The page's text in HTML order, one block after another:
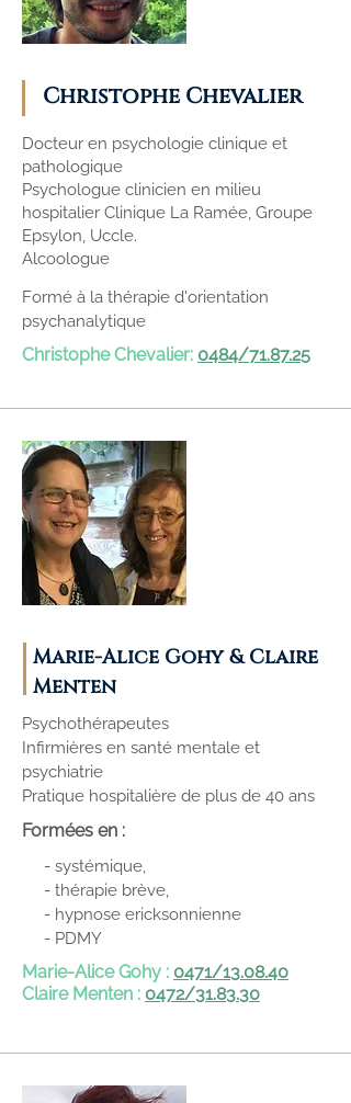
Christophe Chevalier
Docteur en psychologie clinique et
pathologique
Psychologue clinicien en milieu
hospitalier Clinique La Ramée, Groupe
Epsylon, Uccle.
Alcoologue
Formé à la thérapie d'orientation
psychanalytique
Christophe Chevalier: 0484/71.87.25
Marie-Alice Gohy & Claire
Menten
Psychothérapeutes
Infirmières en santé mentale et
psychiatrie
Pratique hospitalière de plus de 40 ans
Formées en :
- systémique,
- thérapie brève,
- hypnose ericksonnienne
- PDMY
Marie-Alice Gohy : 0471/13.08.40
Claire Menten : 0472/31.83.30